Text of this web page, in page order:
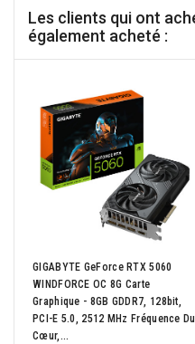
Les clients qui ont
également acheté :
GIGABYTE GeForce RTX 5060
WINDFORCE OC 8G Carte
Graphique - 8GB GDDR7, 128bit,
PCI-E 5.0, 2512 MHz Fréquence Du
Cœur,...